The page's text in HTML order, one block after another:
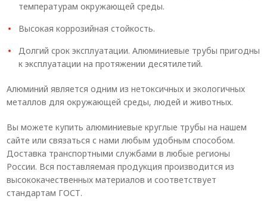
температурам окружающей среды.
Высокая коррозийная стойкость.
Долгий срок эксплуатации. Алюминиевые трубы пригодны
к эксплуатации на протяжении десятилетий.
Алюминий является одним из нетоксичных и экологичных
металлов для окружающей среды, людей и животных.
Вы можете купить алюминиевые круглые трубы на нашем
сайте или связаться с нами любым удобным способом.
Доставка транспортными службами в любые регионы
России. Вся поставляемая продукция производится из
высококачественных материалов и соответствует
стандартам ГОСТ.